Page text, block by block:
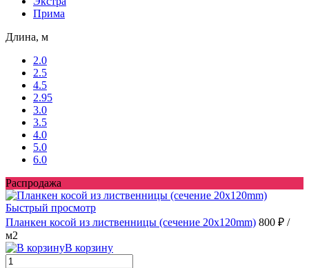
Прима
Длина, м
2.0
2.5
4.5
2.95
3.0
3.5
4.0
5.0
6.0
Распродажа
Быстрый просмотр
Планкен косой из лиственницы (сечение 20х120mm) 800 ₽ /
м2
В корзину